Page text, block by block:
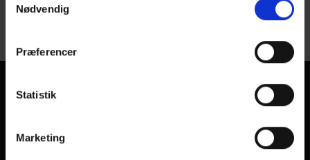
tilbage eller ændre indstillinger fra vores
"Cookiedeklaration", eller ved at trykke på "Privacy
at analysere vores trafik. Vi deler også oplysninger om
Nødvendig
Præferencer
Statistik
Marketing
Uddannelsesalliancen
Odsherred Erhvervsforum